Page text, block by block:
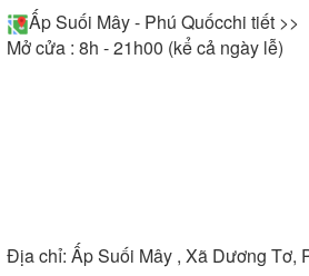
Ấp Suối Mây - Phú Quốcchi tiết >>
Mở cửa : 8h - 21h00 (kể cả ngày lễ)
Địa chỉ: Ấp Suối Mây , Xã Dương Tơ,